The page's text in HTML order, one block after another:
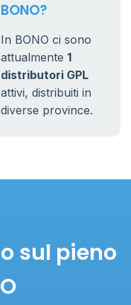
BONO?
In BONO ci sono
attualmente 1
distributori GPL
attivi, distribuiti in
diverse province.
sul pieno